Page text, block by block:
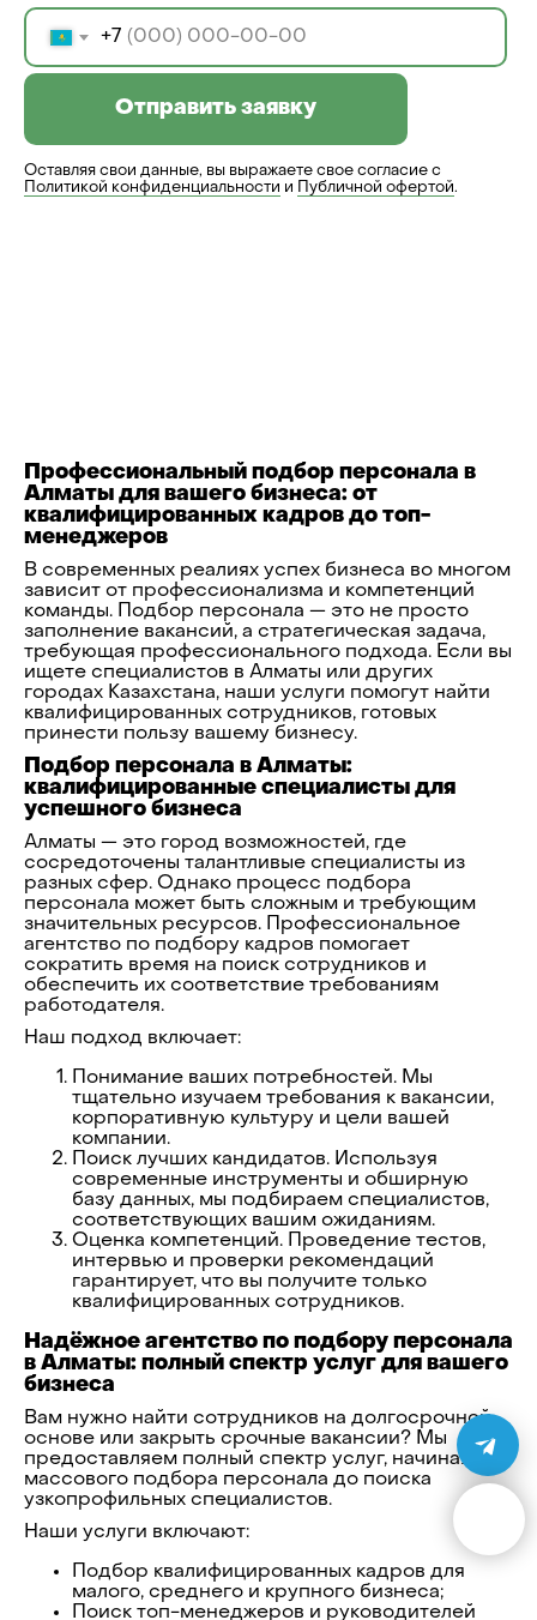
+7
Отправить заявку
Оставляя свои данные, вы выражаете свое согласие с
Политикой конфиденциальности и Публичной офертой.
Профессиональный подбор персонала в
Алматы для вашего бизнеса: от
квалифицированных кадров до топ-
менеджеров
В современных реалиях успех бизнеса во многом
зависит от профессионализма и компетенций
команды. Подбор персонала — это не просто
заполнение вакансий, а стратегическая задача,
требующая профессионального подхода. Если вы
ищете специалистов в Алматы или других
городах Казахстана, наши услуги помогут найти
квалифицированных сотрудников, готовых
принести пользу вашему бизнесу.
Подбор персонала в Алматы:
квалифицированные специалисты для
успешного бизнеса
Алматы — это город возможностей, где
сосредоточены талантливые специалисты из
разных сфер. Однако процесс подбора
персонала может быть сложным и требующим
значительных ресурсов. Профессиональное
агентство по подбору кадров помогает
сократить время на поиск сотрудников и
обеспечить их соответствие требованиям
работодателя.
Наш подход включает:
Понимание ваших потребностей. Мы
тщательно изучаем требования к вакансии,
корпоративную культуру и цели вашей
компании.
Поиск лучших кандидатов. Используя
современные инструменты и обширную
базу данных, мы подбираем специалистов,
соответствующих вашим ожиданиям.
Оценка компетенций. Проведение тестов,
интервью и проверки рекомендаций
гарантирует, что вы получите только
квалифицированных сотрудников.
Надёжное агентство по подбору персонала
в Алматы: полный спектр услуг для вашего
бизнеса
Вам нужно найти сотрудников на долгосрочной
основе или закрыть срочные вакансии? Мы
предоставляем полный спектр услуг, начиная от
массового подбора персонала до поиска
узкопрофильных специалистов.
Наши услуги включают:
Подбор квалифицированных кадров для
малого, среднего и крупного бизнеса;
Поиск топ-менеджеров и руководителей